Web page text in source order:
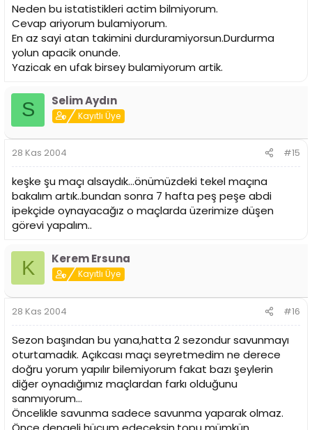
Neden bu istatistikleri actim bilmiyorum.
Cevap ariyorum bulamiyorum.
En az sayi atan takimini durduramiyorsun.Durdurma
yolun apacik onunde.
Yazicak en ufak birsey bulamiyorum artik.
S Selim Aydın
Kayıtlı Üye
28 Kas 2004 #15
keşke şu maçı alsaydık...önümüzdeki tekel maçına
bakalım artık..bundan sonra 7 hafta peş peşe abdi
ipekçide oynayacağız o maçlarda üzerimize düşen
görevi yapalım..
K Kerem Ersuna
Kayıtlı Üye
28 Kas 2004 #16
Sezon başından bu yana,hatta 2 sezondur savunmayı
oturtamadık. Açıkcası maçı seyretmedim ne derece
doğru yorum yapılır bilemiyorum fakat bazı şeylerin
diğer oynadığımız maçlardan farkı olduğunu
sanmıyorum...
Öncelikle savunma sadece savunma yaparak olmaz.